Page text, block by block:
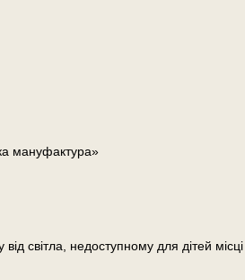
мануфактура»
світла, недоступному для дітей місці